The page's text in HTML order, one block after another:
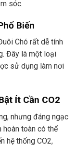
sóc.
Biến
Chó rất dễ tính
Đây là một loại
sử dụng làm nơi
Ít Cần CO2
nhưng đáng ngạc
hoàn toàn có thể
hệ thống CO2,